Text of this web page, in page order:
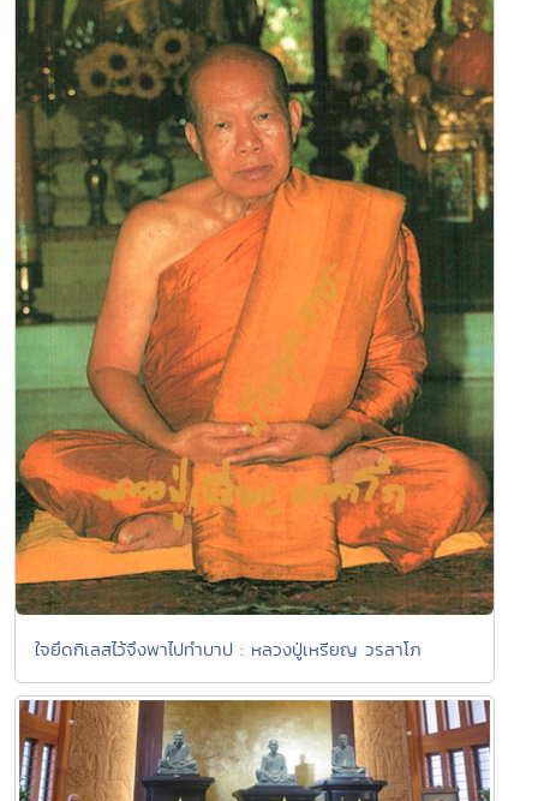
ใจยึดกิเลสไว้จึงพาไปทำบาป : หลวงปู่เหรียญ วรลาโภ